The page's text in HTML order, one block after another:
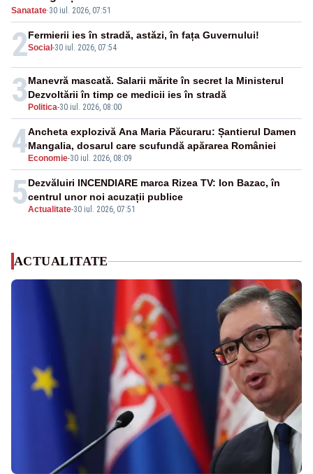
Sanatate·30 iul. 2026, 07:51
2Social -30 iul. 2026, 07:54
Fermierii ies în stradă, astăzi, în fața Guvernului!
3 Politica-30 iul. 2026, 08:00
Manevră mascată. Salarii mărite în secret la Ministerul
Dezvoltării în timp ce medicii ies în stradă
4 Economie-30 iul. 2026, 08:09
Ancheta explozivă Ana Maria Păcuraru: Șantierul Damen
Mangalia, dosarul care scufundă apărarea României
5Actualitate-30 iul. 2026, 07:51
Dezvăluiri INCENDIARE marca Rizea TV: Ion Bazac, în
centrul unor noi acuzații publice
ACTUALITATE